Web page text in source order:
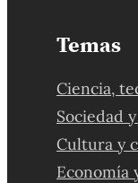
Temas
Ciencia,
Sociedad
Cultura y
Economía